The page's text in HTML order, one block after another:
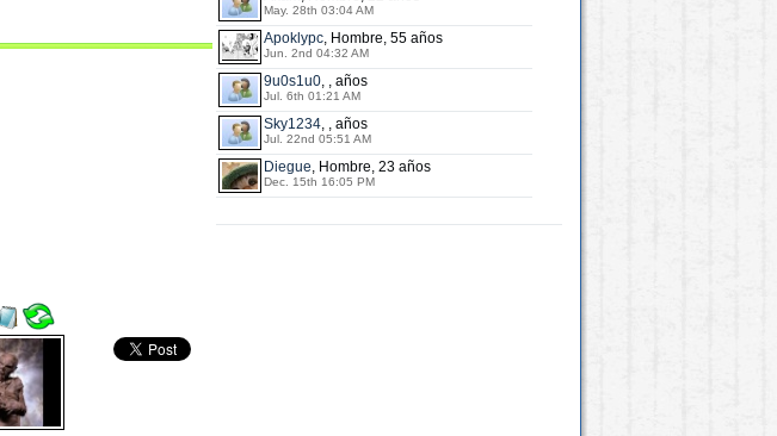
May. 28th 03:04 AM
Apoklypc, Hombre, 55 años
Jun. 2nd 04:32 AM
9u0s1u0, , años
Jul. 6th 01:21 AM
Sky1234, , años
Jul. 22nd 05:51 AM
Diegue, Hombre, 23 años
Dec. 15th 16:05 PM